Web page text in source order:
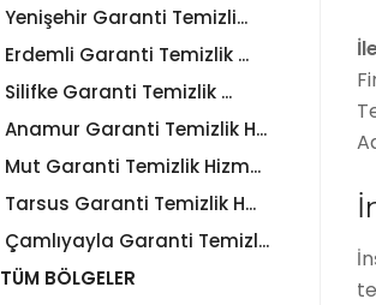
Yenişehir Garanti Temizli...
Erdemli Garanti Temizlik ...
Silifke Garanti Temizlik ...
Anamur Garanti Temizlik H...
Mut Garanti Temizlik Hizm...
Tarsus Garanti Temizlik H...
Çamlıyayla Garanti Temizl...
TÜM BÖLGELER